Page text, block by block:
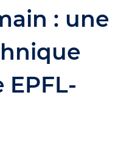
: une
EPFL-